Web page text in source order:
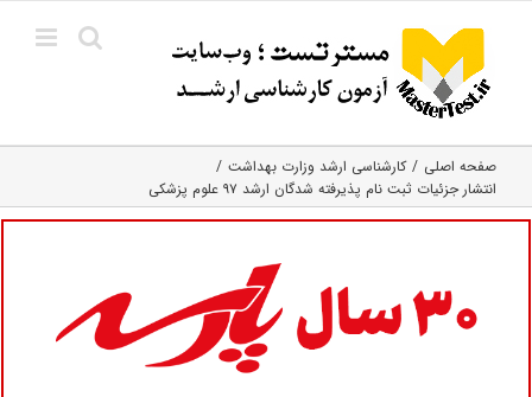
content
صفحه اصلی
کارشناسی ارشد وزارت بهداشت
انتشار جزئیات ثبت نام پذیرفته شدگان ارشد ۹۷ علوم پزشکی